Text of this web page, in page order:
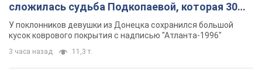
сложилась судьба Подкопаевой, которая 30
лет назад завоевала "золото" Олимпиады
У поклонников девушки из Донецка сохранился большой
кусок коврового покрытия с надписью "Атланта-1996"
3 часа назад 11,3 т.